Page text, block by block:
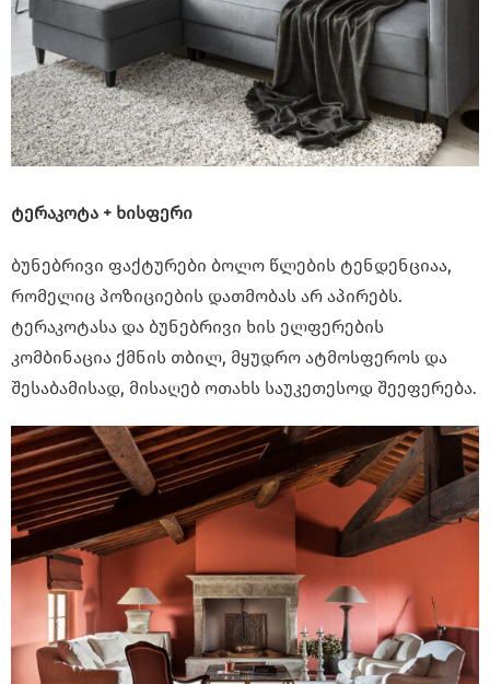
ტერაკოტა + ხისფერი
ბუნებრივი ფაქტურები ბოლო წლების ტენდენციაა,
რომელიც პოზიციების დათმობას არ აპირებს.
ტერაკოტასა და ბუნებრივი ხის ელფერების
კომბინაცია ქმნის თბილ, მყუდრო ატმოსფეროს და
შესაბამისად, მისაღებ ოთახს საუკეთესოდ შეეფერება.